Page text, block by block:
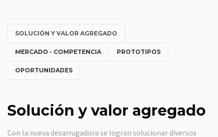
SOLUCIÓN Y VALOR AGREGADO
MERCADO - COMPETENCIA PROTOTIPOS
OPORTUNIDADES
Solución y valor agregado
Con la nueva desarrugadora se logran solucionar diversos